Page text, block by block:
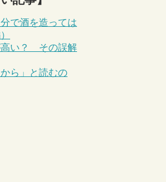
で酒を造っては
高い？ その誤解
ら」と読むの